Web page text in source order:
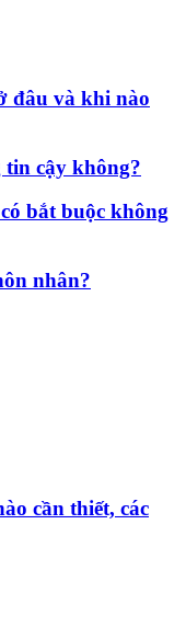
đâu và khi nào
cậy không?
bắt buộc không
nhân?
cần thiết, các